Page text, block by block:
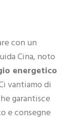
con un
Cina, noto
energetico
vantiamo di
garantisce
e consegne